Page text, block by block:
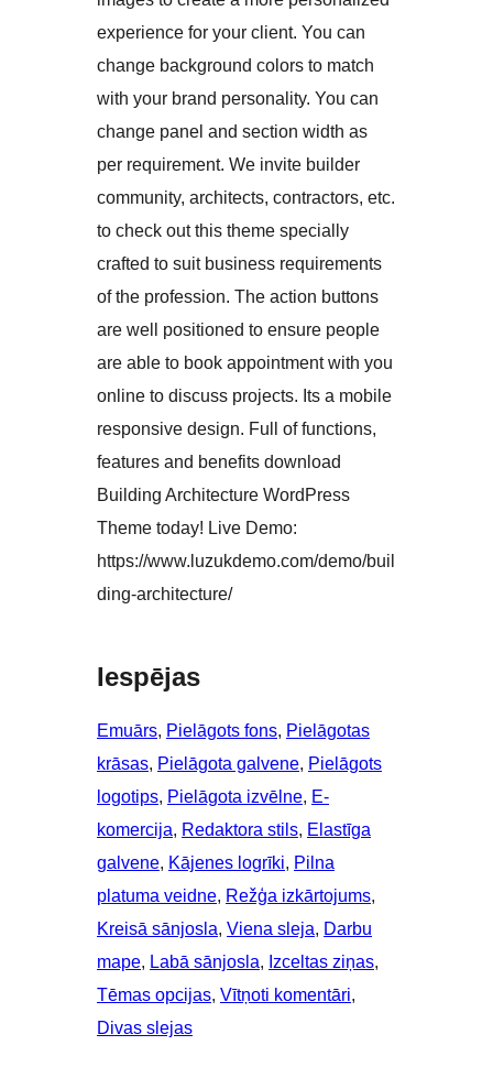
experience for your client. You can
change background colors to match
with your brand personality. You can
change panel and section width as
per requirement. We invite builder
community, architects, contractors, etc.
to check out this theme specially
crafted to suit business requirements
of the profession. The action buttons
are well positioned to ensure people
are able to book appointment with you
online to discuss projects. Its a mobile
responsive design. Full of functions,
features and benefits download
Building Architecture WordPress
Theme today! Live Demo:
https://www.luzukdemo.com/demo/buil
ding-architecture/
Iespējas
Emuārs, Pielāgots fons, Pielāgotas
krāsas, Pielāgota galvene, Pielāgots
logotips, Pielāgota izvēlne, E-
komercija, Redaktora stils, Elastīga
galvene, Kājenes logrīki, Pilna
platuma veidne, Režģa izkārtojums
Kreisā sānjosla, Viena sleja, Darbu
mape, Labā sānjosla, Izceltas ziņas
Tēmas opcijas, Vītņoti komentāri
Divas slejas